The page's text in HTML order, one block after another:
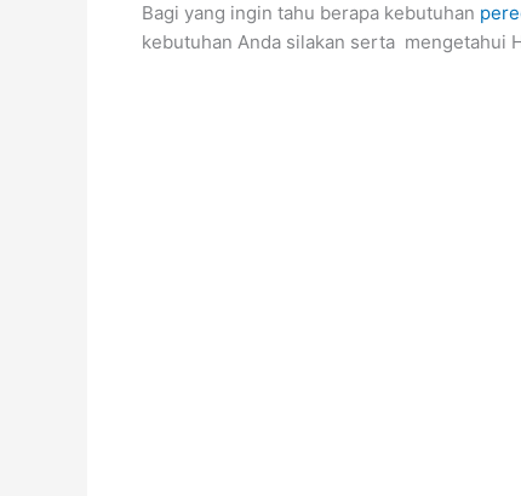
Bagi yang ingin tahu berapa kebutuhan
kebutuhan Anda silakan serta mengetahui